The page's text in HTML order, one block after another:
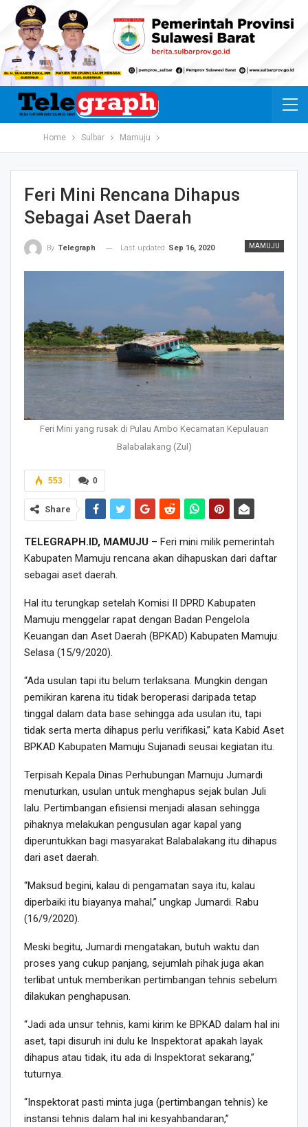
Home Sulbar Mamuju
Feri Mini Rencana Dihapus
Sebagai Aset Daerah
MAMUJU
By Telegraph Last updated Sep 16, 2020
Feri Mini yang rusak di Pulau Ambo Kecamatan Kepulauan
Balabalakang (Zul)
0
553
Share
TELEGRAPH.ID, MAMUJU – Feri mini milik pemerintah
Kabupaten Mamuju rencana akan dihapuskan dari daftar
sebagai aset daerah.
Hal itu terungkap setelah Komisi II DPRD Kabupaten
Mamuju menggelar rapat dengan Badan Pengelola
Keuangan dan Aset Daerah (BPKAD) Kabupaten Mamuju.
Selasa (15/9/2020).
“Ada usulan tapi itu belum terlaksana. Mungkin dengan
pemikiran karena itu tidak beroperasi daripada tetap
tinggal dalam data base sehingga ada usulan itu, tapi
tidak serta merta dihapus perlu verifikasi,” kata Kabid Aset
BPKAD Kabupaten Mamuju Sujanadi seusai kegiatan itu.
Terpisah Kepala Dinas Perhubungan Mamuju Jumardi
menuturkan, usulan untuk menghapus sejak bulan Juli
lalu. Pertimbangan efisiensi menjadi alasan sehingga
pihaknya melakukan pengusulan agar kapal yang
diperuntukkan bagi masyarakat Balabalakang itu dihapus
dari aset daerah.
“Maksud begini, kalau di pengamatan saya itu, kalau
diperbaiki itu biayanya mahal,” ungkap Jumardi. Rabu
(16/9/2020).
Meski begitu, Jumardi mengatakan, butuh waktu dan
proses yang cukup panjang, sejumlah pihak juga akan
terlibat untuk memberikan pertimbangan tehnis sebelum
dilakukan penghapusan.
“Jadi ada unsur tehnis, kami kirim ke BPKAD dalam hal ini
aset, tapi disuruh ini dulu ke Inspektorat apakah layak
dihapus atau tidak, itu ada di Inspektorat sekarang,”
tuturnya.
“Inspektorat pasti minta juga (pertimbangan tehnis) ke
instansi tehnis dalam hal ini kesyahbandaran,”